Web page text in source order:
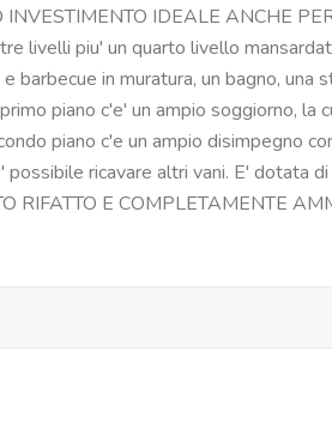
IDEALE ANCHE
livelli piu' un quarto livello
barbecue in muratura, un bagno, una
piano c'e' un ampio soggiorno, la
piano c'e un ampio disimpegno
ricavare altri vani. E' dotata
RIFATTO E COMPLETAMENTE